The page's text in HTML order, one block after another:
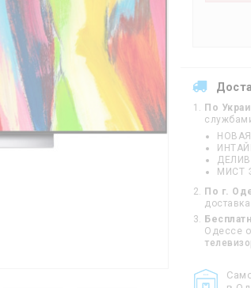
По
МИСТ
По г.
доставка
Одессе